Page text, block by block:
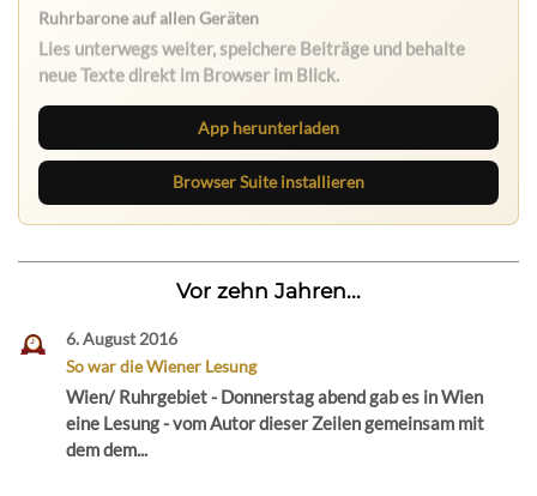
Ruhrbarone auf allen Geräten
Lies unterwegs weiter, speichere Beiträge und behalte
neue Texte direkt im Browser im Blick.
App herunterladen
Browser Suite installieren
Vor zehn Jahren...
6. August 2016
So war die Wiener Lesung
Wien/ Ruhrgebiet - Donnerstag abend gab es in Wien
eine Lesung - vom Autor dieser Zeilen gemeinsam mit
dem dem...